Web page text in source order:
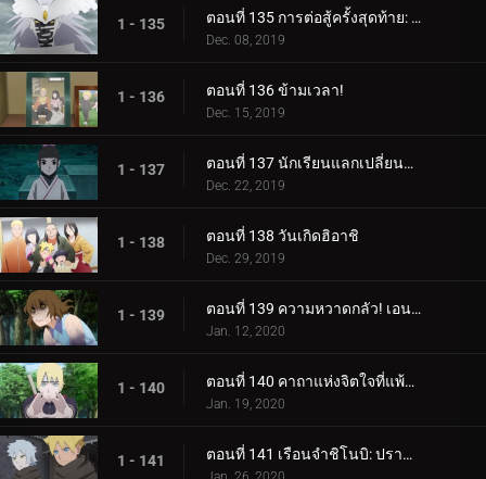
1 - 135 ตอนที่ 135 การต่อสู้ครั้งสุดท้าย: อุราชิกิ
Dec. 08, 2019
1 - 136 ตอนที่ 136 ข้ามเวลา!
Dec. 15, 2019
1 - 137 ตอนที่ 137 นักเรียนแลกเปลี่ยนซามูไร
Dec. 22, 2019
1 - 138 ตอนที่ 138 วันเกิดฮิอาชิ
Dec. 29, 2019
1 - 139 ตอนที่ 139 ความหวาดกลัว! เอนโกะ โอนิคุมะ!
Jan. 12, 2020
1 - 140 ตอนที่ 140 คาถาแห่งจิตใจที่แพ้มันฝรั่งทอด
Jan. 19, 2020
1 - 141 ตอนที่ 141 เรือนจำชิโนบิ: ปราสาทโฮซึกิ